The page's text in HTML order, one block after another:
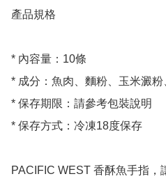
產品規格
* 內容量：10條
* 成分：魚肉、麵粉、玉米澱
* 保存期限：請參考包裝說明
* 保存方式：冷凍18度保存
PACIFIC WEST 香酥魚手指